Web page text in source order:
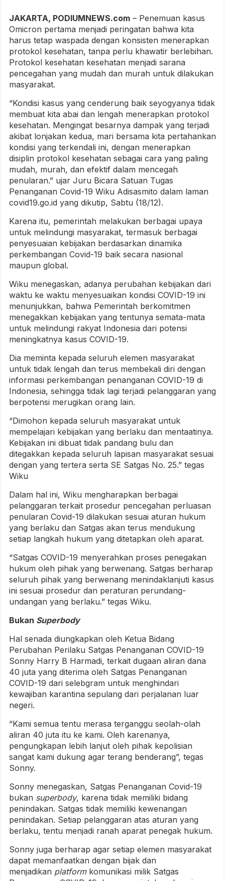
JAKARTA, PODIUMNEWS.com – Penemuan kasus
Omicron pertama menjadi peringatan bahwa kita
harus tetap waspada dengan konsisten menerapkan
protokol kesehatan, tanpa perlu khawatir berlebihan.
Protokol kesehatan kesehatan menjadi sarana
pencegahan yang mudah dan murah untuk dilakukan
masyarakat.
“Kondisi kasus yang cenderung baik seyogyanya tidak
membuat kita abai dan lengah menerapkan protokol
kesehatan. Mengingat besarnya dampak yang terjadi
akibat lonjakan kedua, mari bersama kita pertahankan
kondisi yang terkendali ini, dengan menerapkan
disiplin protokol kesehatan sebagai cara yang paling
mudah, murah, dan efektif dalam mencegah
penularan.” ujar Juru Bicara Satuan Tugas
Penanganan Covid-19 Wiku Adisasmito dalam laman
covid19.go.id yang dikutip, Sabtu (18/12).
Karena itu, pemerintah melakukan berbagai upaya
untuk melindungi masyarakat, termasuk berbagai
penyesuaian kebijakan berdasarkan dinamika
perkembangan Covid-19 baik secara nasional
maupun global.
Wiku menegaskan, adanya perubahan kebijakan dari
waktu ke waktu menyesuaikan kondisi COVID-19 ini
menunjukkan, bahwa Pemerintah berkomitmen
menegakkan kebijakan yang tentunya semata-mata
untuk melindungi rakyat Indonesia dari potensi
meningkatnya kasus COVID-19.
Dia meminta kepada seluruh elemen masyarakat
untuk tidak lengah dan terus membekali diri dengan
informasi perkembangan penanganan COVID-19 di
Indonesia, sehingga tidak lagi terjadi pelanggaran yang
berpotensi merugikan orang lain.
“Dimohon kepada seluruh masyarakat untuk
mempelajari kebijakan yang berlaku dan mentaatinya.
Kebijakan ini dibuat tidak pandang bulu dan
ditegakkan kepada seluruh lapisan masyarakat sesuai
dengan yang tertera serta SE Satgas No. 25.” tegas
Wiku
Dalam hal ini, Wiku mengharapkan berbagai
pelanggaran terkait prosedur pencegahan perluasan
penularan Covid-19 dilakukan sesuai aturan hukum
yang berlaku dan Satgas akan terus mendukung
setiap langkah hukum yang ditetapkan oleh aparat.
“Satgas COVID-19 menyerahkan proses penegakan
hukum oleh pihak yang berwenang. Satgas berharap
seluruh pihak yang berwenang menindaklanjuti kasus
ini sesuai prosedur dan peraturan perundang-
undangan yang berlaku.” tegas Wiku.
Bukan Superbody
Hal senada diungkapkan oleh Ketua Bidang
Perubahan Perilaku Satgas Penanganan COVID-19
Sonny Harry B Harmadi, terkait dugaan aliran dana
40 juta yang diterima oleh Satgas Penanganan
COVID-19 dari selebgram untuk menghindari
kewajiban karantina sepulang dari perjalanan luar
negeri.
“Kami semua tentu merasa terganggu seolah-olah
aliran 40 juta itu ke kami. Oleh karenanya,
pengungkapan lebih lanjut oleh pihak kepolisian
sangat kami dukung agar terang benderang”, tegas
Sonny.
Sonny menegaskan, Satgas Penanganan Covid-19
bukan superbody, karena tidak memiliki bidang
penindakan. Satgas tidak memiliki kewenangan
penindakan. Setiap pelanggaran atas aturan yang
berlaku, tentu menjadi ranah aparat penegak hukum.
Sonny juga berharap agar setiap elemen masyarakat
dapat memanfaatkan dengan bijak dan
menjadikan platformkomunikasi milik Satgas